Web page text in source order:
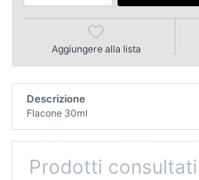
Aggiungere alla lista
Descrizione
Flacone 30ml
Prodotti